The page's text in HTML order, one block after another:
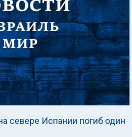
севере Испании погиб один